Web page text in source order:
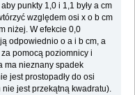
punkty 1,0 i 1,1 były a cm
względem osi x o b cm
niżej. W efekcie 0,0
odpowiednio o a i b cm, a
pomocą poziomnicy i
ma nieznany spadek
jest prostopadły do osi
nie jest przekątną kwadratu).